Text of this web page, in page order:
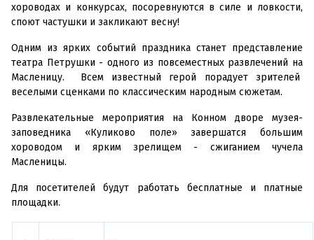
хороводах и конкурсах, посоревнуются в силе и ловкости,
споют частушки и закликают весну!
Одним из ярких событий праздника станет представление
театра Петрушки - одного из повсеместных развлечений на
Масленицу. Всем известный герой порадует зрителей
веселыми сценками по классическим народным сюжетам.
Развлекательные мероприятия на Конном дворе музея-
заповедника «Куликово поле» завершатся большим
хороводом и ярким зрелищем - сжиганием чучела
Масленицы.
Для посетителей будут работать бесплатные и платные
площадки.